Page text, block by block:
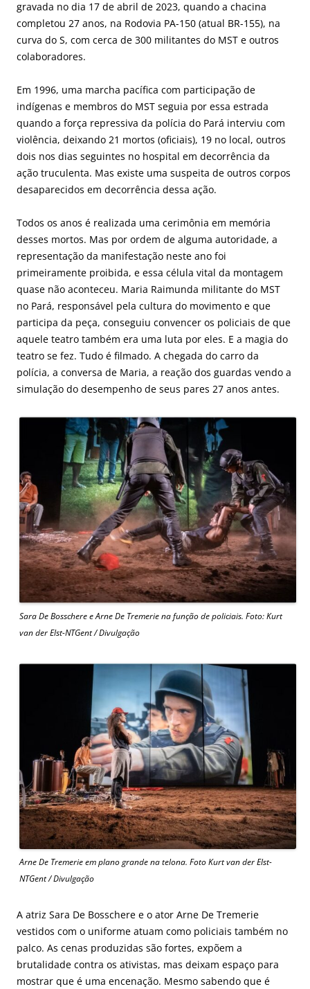
gravada no dia 17 de abril de 2023, quando a chacina
completou 27 anos, na Rodovia PA-150 (atual BR-155), na
curva do S, com cerca de 300 militantes do MST e outros
colaboradores.
Em 1996, uma marcha pacífica com participação de
indígenas e membros do MST seguia por essa estrada
quando a força repressiva da polícia do Pará interviu com
violência, deixando 21 mortos (oficiais), 19 no local, outros
dois nos dias seguintes no hospital em decorrência da
ação truculenta. Mas existe uma suspeita de outros corpos
desaparecidos em decorrência dessa ação.
Todos os anos é realizada uma cerimônia em memória
desses mortos. Mas por ordem de alguma autoridade, a
representação da manifestação neste ano foi
primeiramente proibida, e essa célula vital da montagem
quase não aconteceu. Maria Raimunda militante do MST
no Pará, responsável pela cultura do movimento e que
participa da peça, conseguiu convencer os policiais de que
aquele teatro também era uma luta por eles. E a magia do
teatro se fez. Tudo é filmado. A chegada do carro da
polícia, a conversa de Maria, a reação dos guardas vendo a
simulação do desempenho de seus pares 27 anos antes.
Sara De Bosschere e Arne De Tremerie na função de policiais. Foto: Kurt
van der Elst-NTGent / Divulgação
Arne De Tremerie em plano grande na telona. Foto Kurt van der Elst-
NTGent / Divulgação
A atriz Sara De Bosschere e o ator Arne De Tremerie
vestidos com o uniforme atuam como policiais também no
palco. As cenas produzidas são fortes, expõem a
brutalidade contra os ativistas, mas deixam espaço para
mostrar que é uma encenação. Mesmo sabendo que é